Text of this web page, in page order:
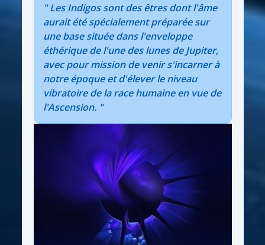
" Les Indigos sont des êtres dont l'âme
aurait été spécialement préparée sur
une base située dans l'enveloppe
éthérique de l'une des lunes de Jupiter,
avec pour mission de venir s'incarner à
notre époque et d'élever le niveau
vibratoire de la race humaine en vue de
l'Ascension. "